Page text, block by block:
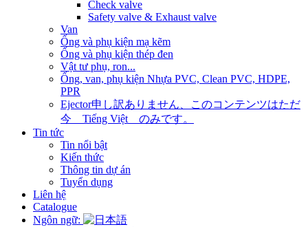
Check valve
Safety valve & Exhaust valve
Van
Ống và phụ kiện mạ kẽm
Ống và phụ kiện thép đen
Vật tư phụ, ron...
Ống, van, phụ kiện Nhựa PVC, Clean PVC, HDPE,
PPR
Ejector申し訳ありません、このコンテンツはただ
今 Tiếng Việt のみです。
Tin tức
Tin nổi bật
Kiến thức
Thông tin dự án
Tuyển dụng
Liên hệ
Catalogue
Ngôn ngữ: